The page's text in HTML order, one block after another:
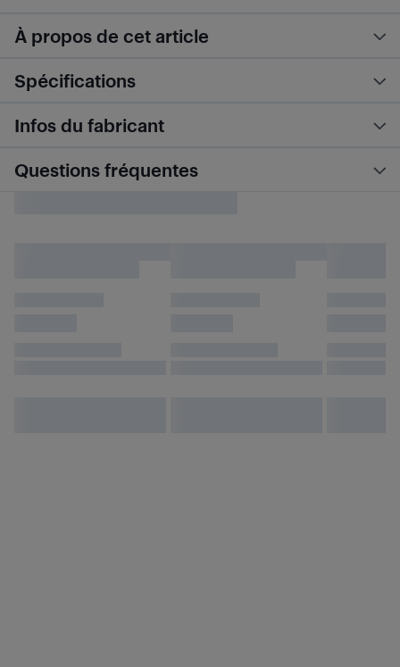
À propos de cet article
Spécifications
Infos du fabricant
Questions fréquentes